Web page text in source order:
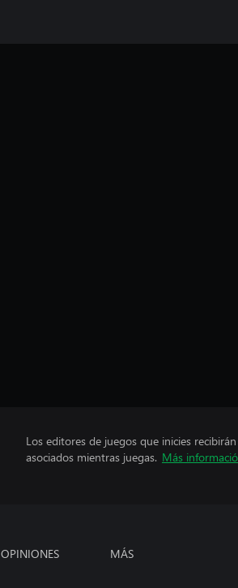
Los editores de juegos que inicies
asociados mientras juegas. Más
OPINIONES MÁS